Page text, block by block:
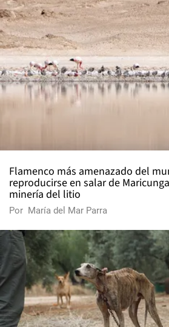
Flamenco más amenazado del
reproducirse en salar de
minería del litio
Por María del Mar Parra